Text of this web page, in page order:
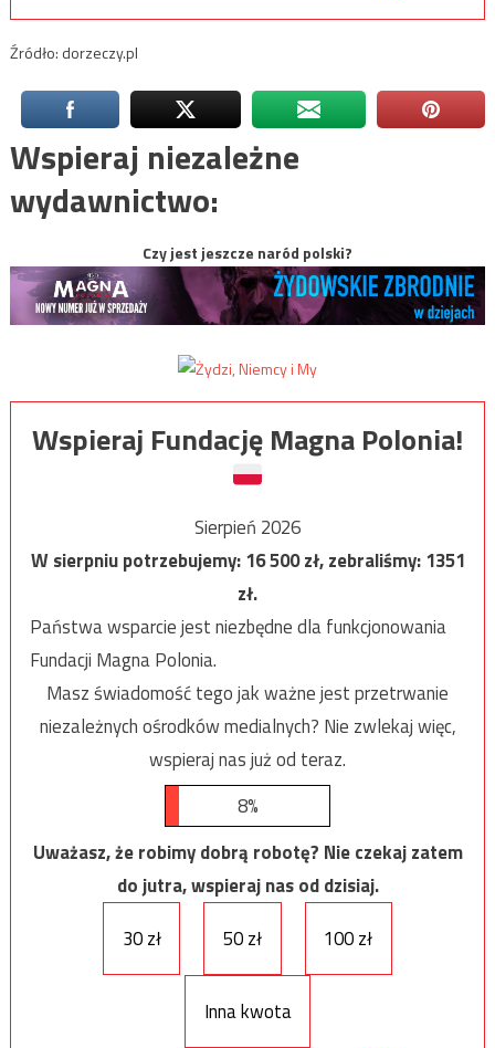
Źródło: dorzeczy.pl
Wspieraj niezależne
wydawnictwo:
Czy jest jeszcze naród polski?
Wspieraj Fundację Magna Polonia!
Sierpień 2026
W sierpniu potrzebujemy:16 500zł, zebraliśmy:1351
zł.
Państwa wsparcie jest niezbędne dla funkcjonowania
Fundacji Magna Polonia.
Masz świadomość tego jak ważne jest przetrwanie
niezależnych ośrodków medialnych? Nie zwlekaj więc,
wspieraj nas już od teraz.
8%
Uważasz, że robimy dobrą robotę? Nie czekaj zatem
do jutra, wspieraj nas od dzisiaj.
30 zł
50 zł 100 zł
Inna kwota